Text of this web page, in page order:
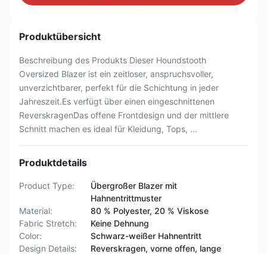
Produktübersicht
Beschreibung des Produkts Dieser Houndstooth
Oversized Blazer ist ein zeitloser, anspruchsvoller,
unverzichtbarer, perfekt für die Schichtung in jeder
Jahreszeit.Es verfügt über einen eingeschnittenen
ReverskragenDas offene Frontdesign und der mittlere
Schnitt machen es ideal für Kleidung, Tops, ...
Produktdetails
Product Type:
Übergroßer Blazer mit
Hahnentrittmuster
Material:
80 % Polyester, 20 % Viskose
Fabric Stretch:
Keine Dehnung
Color:
Schwarz-weißer Hahnentritt
Design Details:
Reverskragen, vorne offen, lange